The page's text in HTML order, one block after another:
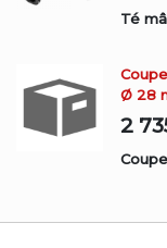
Té
Ø 28
2